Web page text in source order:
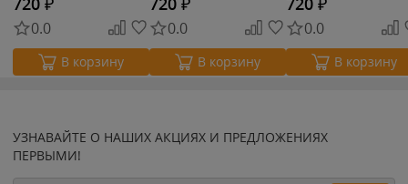
0.0
В корзину
0.0
В корзину
0.0
В корзину
УЗНАВАЙТЕ О НАШИХ АКЦИЯХ И ПРЕДЛОЖЕНИЯХ
ПЕРВЫМИ!